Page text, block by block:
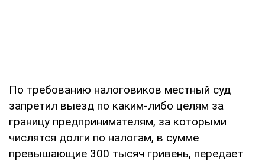
По требованию налоговиков местный суд
запретил выезд по каким-либо целям за
границу предпринимателям, за которыми
числятся долги по налогам, в сумме
превышающие 300 тысяч гривень, передает